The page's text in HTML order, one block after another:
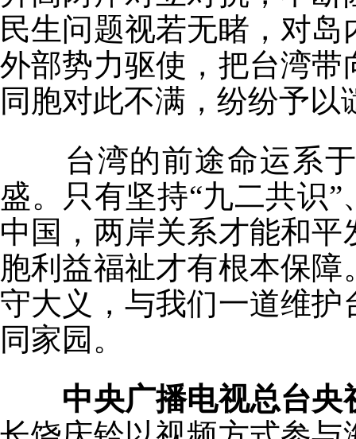
民生问题视若无睹，对
外部势力驱使，把台湾
同胞对此不满，纷纷予以
台湾的前途命运系于
盛。只有坚持“九二共识
中国，两岸关系才能和
胞利益福祉才有根本保
守大义，与我们一道维
同家园。
中央广播电视总台